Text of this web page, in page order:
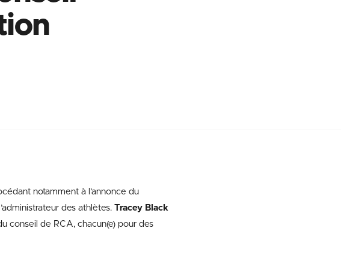
notamment à l’annonce du
des athlètes. Tracey Black
conseil de RCA, chacun(e) pour des